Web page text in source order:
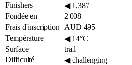
Finishers
◀1,387
Fondée en
2 008
Frais d'inscription
AUD 495
Température
◀14°C
Surface
trail
Difficulté
◀challenging